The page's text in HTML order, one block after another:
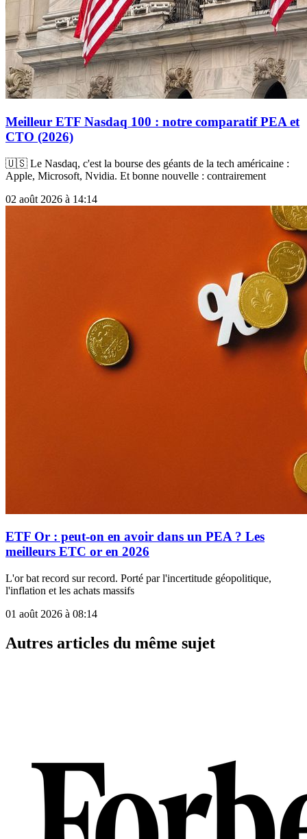
Meilleur ETF Nasdaq 100 : notre comparatif PEA et
CTO (2026)
🇺🇸 Le Nasdaq, c'est la bourse des géants de la tech américaine :
Apple, Microsoft, Nvidia. Et bonne nouvelle : contrairement
02 août 2026 à 14:14
ETF Or : peut-on en avoir dans un PEA ? Les
meilleurs ETC or en 2026
L'or bat record sur record. Porté par l'incertitude géopolitique,
l'inflation et les achats massifs
01 août 2026 à 08:14
Autres articles du même sujet